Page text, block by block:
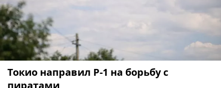
Токио направил Р-1 на борьбу с